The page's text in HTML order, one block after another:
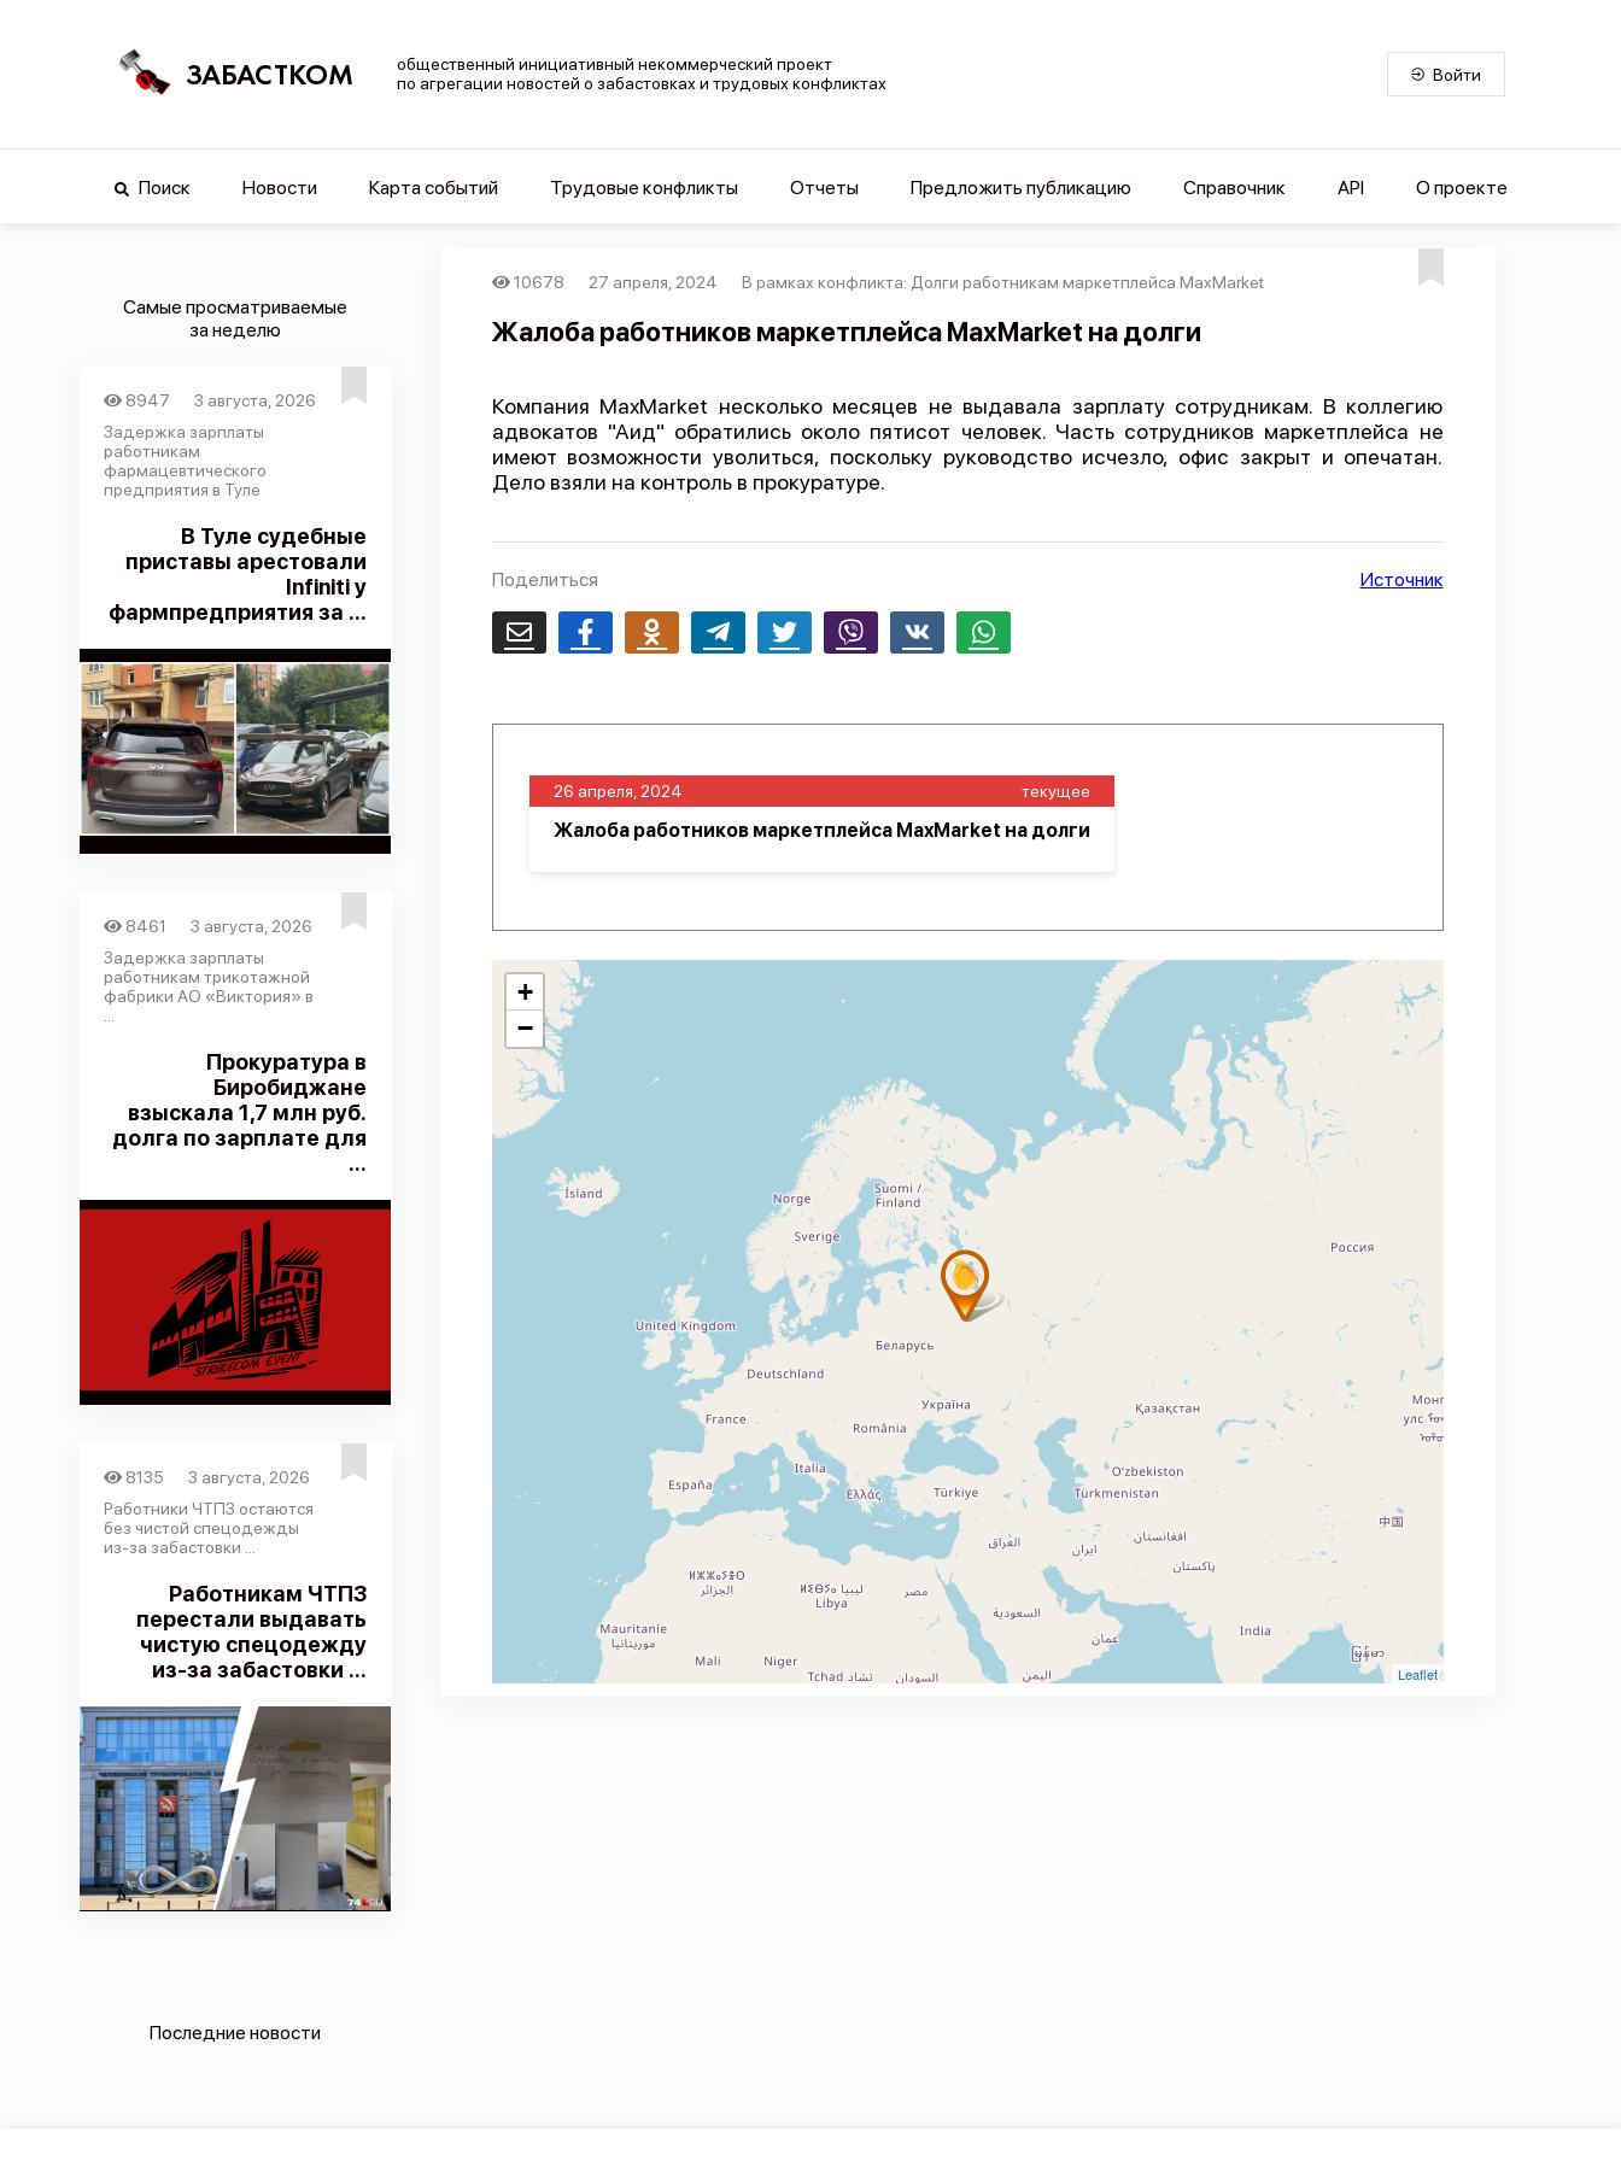
ЗАБАСТКОМ
общественный инициативный некоммерческий проект
по агрегации новостей о забастовках и трудовых конфликтах
Войти
Поиск Новости Карта событий Трудовые конфликты Отчеты Предложить публикацию Справочник API О проекте
Самые просматриваемые
за неделю
8947
3 августа, 2026
Задержка зарплаты
работникам
фармацевтического
предприятия в Туле
В Туле судебные
приставы арестовали
Infiniti у
фармпредприятия за ...
8461
3 августа, 2026
Задержка зарплаты
работникам трикотажной
фабрики АО «Виктория» в
Прокуратура в
Биробиджане
взыскала 1,7 млн руб.
долга по зарплате для
...
8135
3 августа, 2026
Работники ЧТПЗ остаются
без чистой спецодежды
из-за забастовки ...
Работникам ЧТПЗ
перестали выдавать
чистую спецодежду
из-за забастовки ...
Последние новости
10678 27 апреля, 2024 В рамках конфликта: Долги работникам маркетплейса MaxMarket
Жалоба работников маркетплейса MaxMarket на долги
Компания MaxMarket несколько месяцев не выдавала зарплату сотрудникам. В коллегию
адвокатов "Аид" обратились около пятисот человек. Часть сотрудников маркетплейса не
имеют возможности уволиться, поскольку руководство исчезло, офис закрыт и опечатан.
Дело взяли на контроль в прокуратуре.
Поделиться
Email FacebookOdnoklassnikiTelegram Twitter Viber Whatsapp
Источник
26 апреля, 2024 текущее
Жалоба работников маркетплейса MaxMarket на долги
+
−
Leaflet